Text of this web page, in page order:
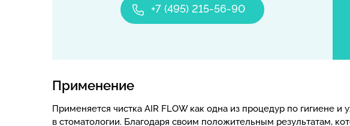
+7 (495) 215-56-90
Применение
Применяется чистка AIR FLOW как одна из процедур по гигиене и
в стоматологии. Благодаря своим положительным результатам,